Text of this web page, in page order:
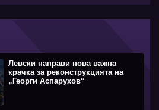
Левски направи нова важна
крачка за реконструкцията на
„Георги Аспарухов“